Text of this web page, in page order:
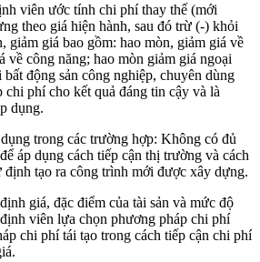
viên ước tính chi phí thay thế (mới
theo giá hiện hành, sau đó trừ (-) khỏi
giảm giá bao gồm: hao mòn, giảm giá về
về công năng; hao mòn giảm giá ngoại
động sản công nghiệp, chuyên dùng
chi phí cho kết quả đáng tin cậy và là
dụng.
trong các trường hợp: Không có đủ
áp dụng cách tiếp cận thị trường và cách
định tạo ra công trình mới được xây dựng.
giá, đặc điểm của tài sản và mức độ
viên lựa chọn phương pháp chi phí
chi phí tái tạo trong cách tiếp cận chi phí